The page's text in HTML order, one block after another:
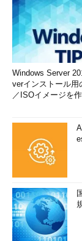
Windows Server
verインストール用
／ISOイメージを